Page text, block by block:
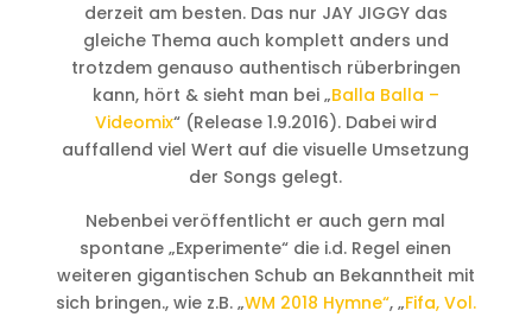
derzeit am besten. Das nur JAY JIGGY das
gleiche Thema auch komplett anders und
trotzdem genauso authentisch rüberbringen
kann, hört & sieht man bei „Balla Balla –
Videomix“ (Release 1.9.2016). Dabei wird
auffallend viel Wert auf die visuelle Umsetzung
der Songs gelegt.
Nebenbei veröffentlicht er auch gern mal
spontane „Experimente“ die i.d. Regel einen
weiteren gigantischen Schub an Bekanntheit mit
sich bringen., wie z.B. „WM 2018 Hymne“, „Fifa, Vol.